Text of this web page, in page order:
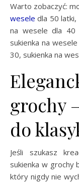
Warto zobaczyć:
wesele dla 50 latki,
na wesele dla 40
sukienka na
30, sukienka na
grochy
do
Jeśli szukasz
sukienka w grochy
który nigdy nie